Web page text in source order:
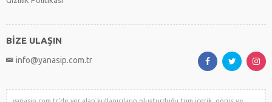
BİZE ULAŞIN
info@yanasip.com.tr